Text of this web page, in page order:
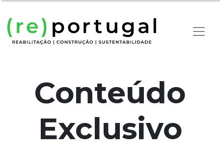
Conteúdo
Exclusivo